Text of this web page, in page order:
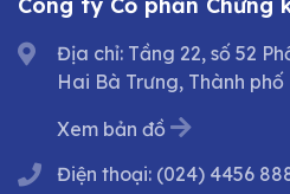
Địa chỉ: Tầng 22, số 52
Hai Bà Trưng, Thành
Xem bản đồ
Điện thoại: (024) 4456